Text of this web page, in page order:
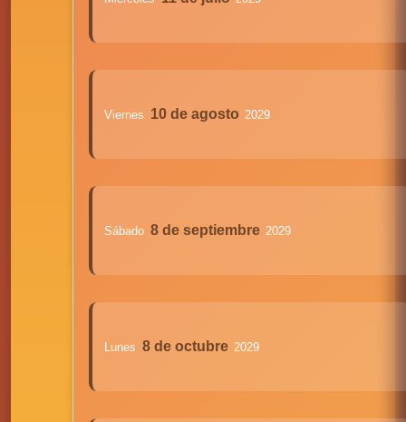
Viernes 10 de agosto 2029
Sábado 8 de septiembre 2029
Lunes 8 de octubre 2029